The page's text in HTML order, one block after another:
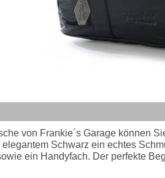
von Frankie´s Garage können
Schwarz ein echtes
ein Handyfach. Der perfekte